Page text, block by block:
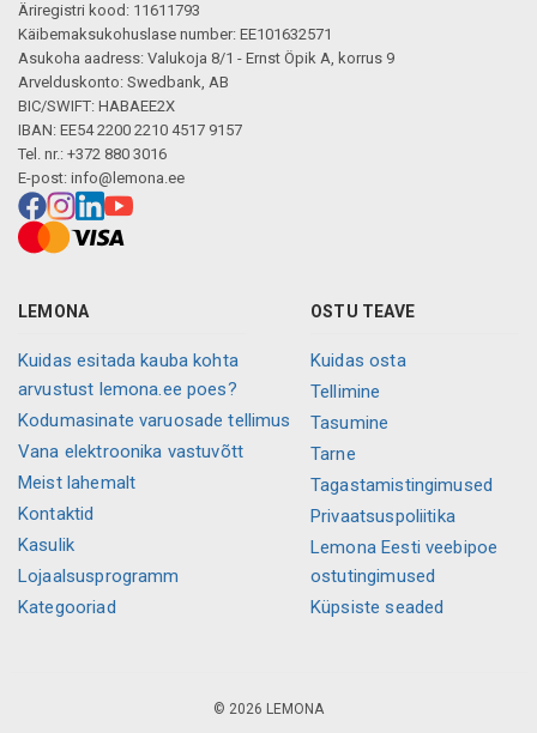
Äriregistri kood: 11611793
Käibemaksukohuslase number: EE101632571
Asukoha aadress: Valukoja 8/1 - Ernst Öpik A, korrus 9
Arvelduskonto: Swedbank, AB
BIC/SWIFT: HABAEE2X
IBAN: EE54 2200 2210 4517 9157
Tel. nr.: +372 880 3016
E-post: info@lemona.ee
LEMONA
Kuidas esitada kauba kohta
arvustust lemona.ee poes?
Kodumasinate varuosade tellimus
Vana elektroonika vastuvõtt
Meist lahemalt
Kontaktid
Kasulik
Lojaalsusprogramm
Kategooriad
OSTU TEAVE
Kuidas osta
Tellimine
Tasumine
Tarne
Tagastamistingimused
Privaatsuspoliitika
Lemona Eesti veebipoe
ostutingimused
Küpsiste seaded
© 2026 LEMONA